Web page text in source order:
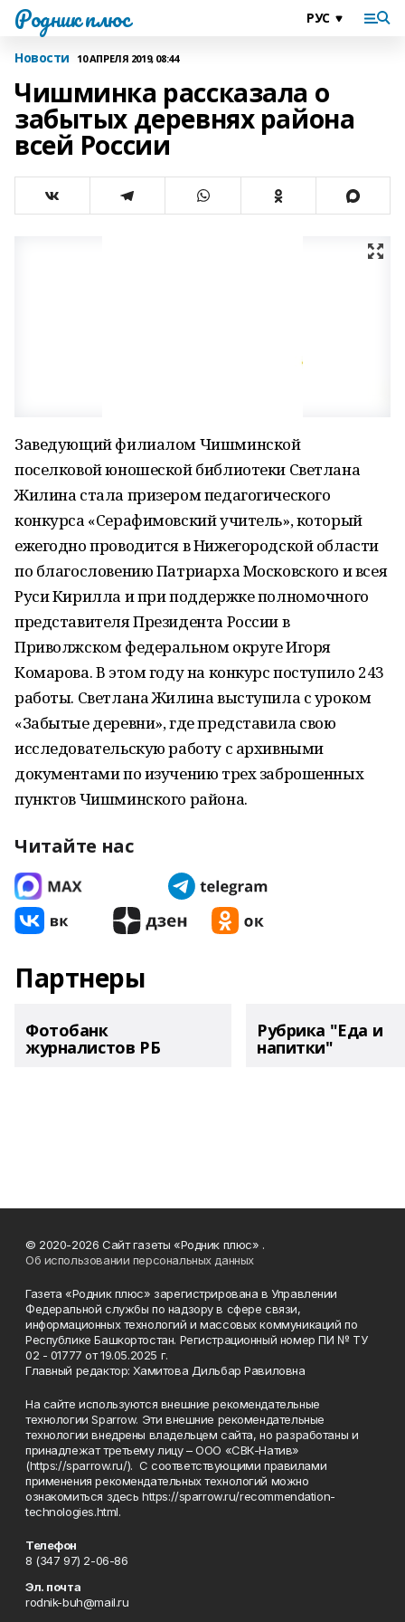
Родник плюс
Новости 10 АПРЕЛЯ 2019, 08:44
Чишминка рассказала о
забытых деревнях района
всей России
Заведующий филиалом Чишминской
поселковой юношеской библиотеки Светлана
Жилина стала призером педагогического
конкурса «Серафимовский учитель», который
ежегодно проводится в Нижегородской области
по благословению Патриарха Московского и всея
Руси Кирилла и при поддержке полномочного
представителя Президента России в
Приволжском федеральном округе Игоря
Комарова. В этом году на конкурс поступило 243
работы. Светлана Жилина выступила с уроком
«Забытые деревни», где представила свою
исследовательскую работу с архивными
документами по изучению трех заброшенных
пунктов Чишминского района.
Читайте нас
Партнеры
Фотобанк
журналистов РБ
Рубрика "Еда и
напитки"
© 2020-2026 Сайт газеты «Родник плюс» .
Об использовании персональных данных
Газета «Родник плюс» зарегистрирована в Управлении
Федеральной службы по надзору в сфере связи,
информационных технологий и массовых коммуникаций по
Республике Башкортостан. Регистрационный номер ПИ № ТУ
02 - 01777 от 19.05.2025 г.
Главный редактор: Хамитова Дильбар Равиловна
На сайте используются внешние рекомендательные
технологии Sparrow. Эти внешние рекомендательные
технологии внедрены владельцем сайта, но разработаны и
принадлежат третьему лицу – ООО «СВК-Натив»
(https://sparrow.ru/). С соответствующими правилами
применения рекомендательных технологий можно
ознакомиться здесь https://sparrow.ru/recommendation-
technologies.html.
Телефон
8 (347 97) 2-06-86
Эл. почта
rodnik-buh@mail.ru